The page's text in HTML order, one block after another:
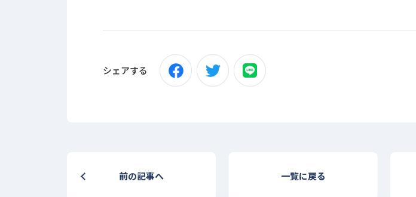
シェアする
前の記事へ 一覧に戻る